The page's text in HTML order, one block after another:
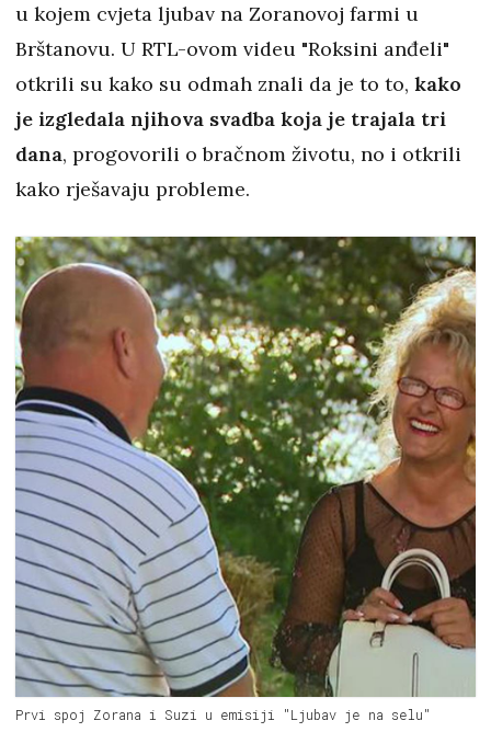
u kojem cvjeta ljubav na Zoranovoj farmi u
Brštanovu. U RTL-ovom videu "Roksini anđeli"
otkrili su kako su odmah znali da je to to, kako
je izgledala njihova svadba koja je trajala tri
dana, progovorili o bračnom životu, no i otkrili
kako rješavaju probleme.
Prvi spoj Zorana i Suzi u emisiji "Ljubav je na selu"